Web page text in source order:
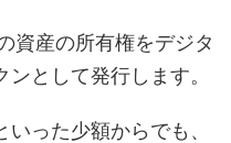
資産の所有権をデジタ
として発行します。
った少額からでも、